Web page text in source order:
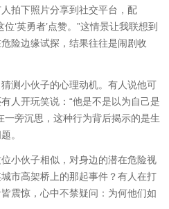
拍下照片分享到社交平台，配
‘英勇者’点赞。”这情景让我联想到
险边缘试探，结果往往是闹剧收
测小伙子的心理动机。有人说他可
人开玩笑说：“他是不是以为自己是
一旁沉思，这种行为背后揭示的是生
。
小伙子相似，对身边的潜在危险视
市高架桥上的那起事件？有人在打
震惊，心中不禁疑问：为何他们如